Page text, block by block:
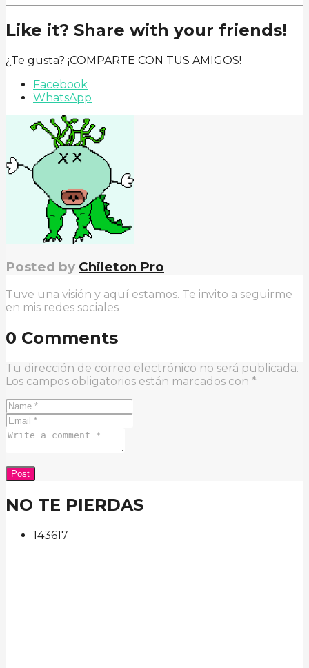
Like it? Share with your friends!
¿Te gusta? ¡COMPARTE CON TUS AMIGOS!
Facebook
WhatsApp
Posted by Chileton Pro
Tuve una visión y aquí estamos. Te invito a seguirme
en mis redes sociales
0 Comments
Tu dirección de correo electrónico no será publicada.
Los campos obligatorios están marcados con *
NO TE PIERDAS
143617